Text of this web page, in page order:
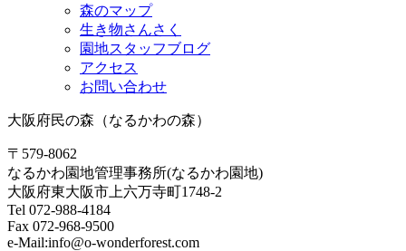
森のマップ
生き物さんさく
園地スタッフブログ
アクセス
お問い合わせ
大阪府民の森（なるかわの森）
〒579-8062
なるかわ園地管理事務所(なるかわ園地)
大阪府東大阪市上六万寺町1748-2
Tel 072-988-4184
Fax 072-968-9500
e-Mail:info@o-wonderforest.com